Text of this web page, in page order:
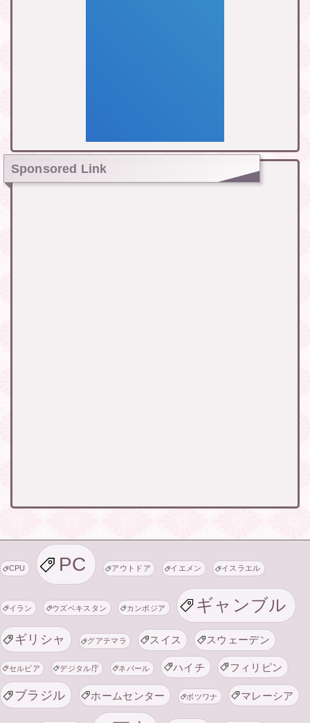
Sponsored Link
CPU PC アウトドア イエメン イスラエル
イラン ウズベキスタン カンボジア ギャンブル
ギリシャ グアテマラ スイス スウェーデン
セルビア デジタル庁 ネパール ハイチ フィリピン
ブラジル ホームセンター ボツワナ マレーシア